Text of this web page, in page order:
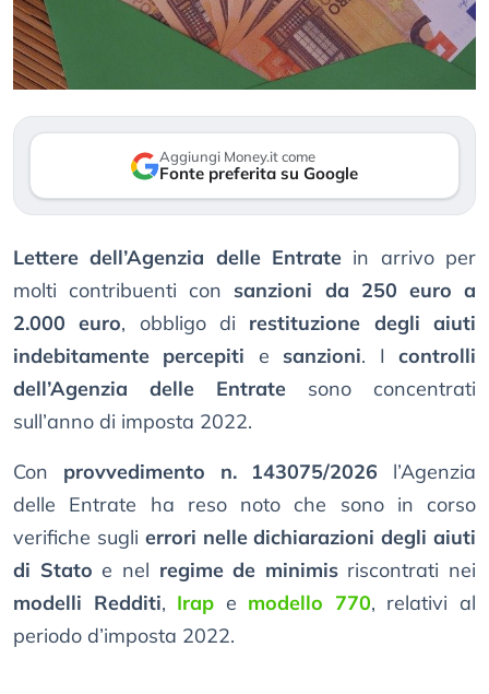
Aggiungi Money.it come
Fonte preferita su Google
Lettere dell’Agenzia delle Entrate in arrivo per
molti contribuenti con sanzioni da 250 euro a
2.000 euro, obbligo di restituzione degli aiuti
indebitamente percepiti e sanzioni. Icontrolli
dell’Agenzia delle Entrate sono concentrati
sull’anno di imposta 2022.
Con provvedimento n. 143075/2026 l’Agenzia
delle Entrate ha reso noto che sono in corso
verifiche sugli errori nelle dichiarazioni degli aiuti
di Stato e nel regime de minimisriscontrati nei
modelli Redditi, Irap e modello 770, relativi al
periodo d’imposta 2022.